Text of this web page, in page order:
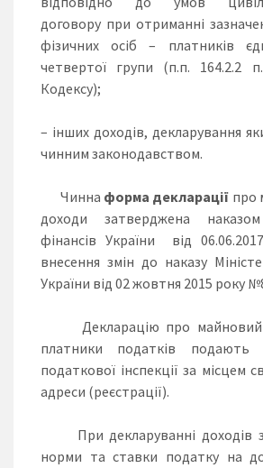
договору при отриманні
фізичних осіб – платників
четвертої групи (п.п. 164.2.2
Кодексу);
– інших доходів, декларування
чинним законодавством.
Чинна форма декларації про
доходи затверджена наказом
фінансів України від
внесення змін до наказу
України від 02 жовтня 2015 року
Декларацію про майновий
платники податків подають
податкової інспекції за місцем
адреси (реєстрації).
При декларуванні доходів
норми та ставки податку на